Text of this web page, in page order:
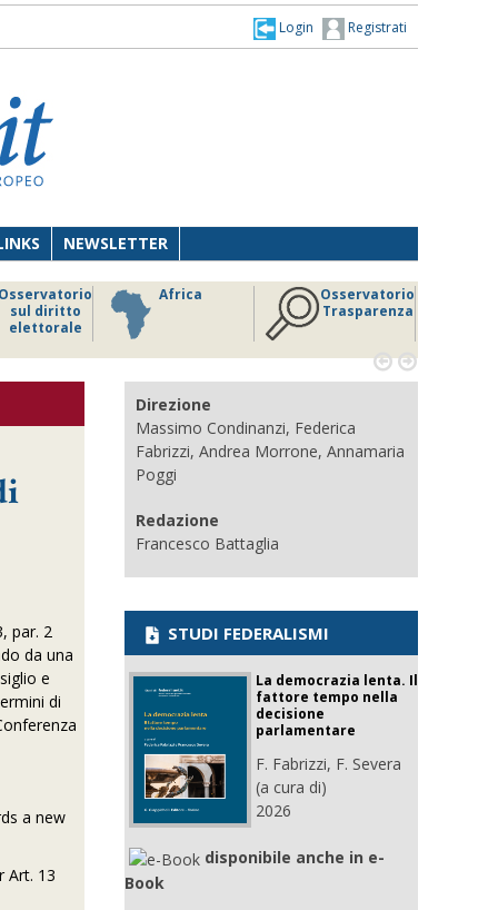
Registrati
Login
NEWSLETTER
Osservatorio
sul diritto
elettorale
Africa
Osservatorio
Trasparenza
 
par. 2
da una
e
di
a new
Art. 13
Direzione
Massimo Condinanzi, Federica
Fabrizzi, Andrea Morrone, Annamaria
Poggi
Redazione
Francesco Battaglia
STUDI FEDERALISMI
La democrazia lenta. Il
fattore tempo nella
decisione
parlamentare
F. Fabrizzi, F. Severa
(a cura di)
2026
disponibile anche in e-
Book